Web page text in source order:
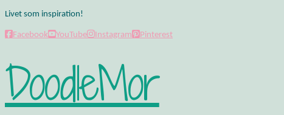
Livet som inspiration!
Facebook YouTube Instagram Pinterest
DoodleMor